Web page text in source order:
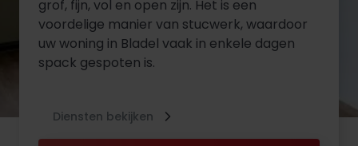
grof, fijn, vol en open zijn. Het is een
voordelige manier van stucwerk, waardoor
uw woning in Bladel vaak in enkele dagen
spack gespoten is.
Diensten bekijken